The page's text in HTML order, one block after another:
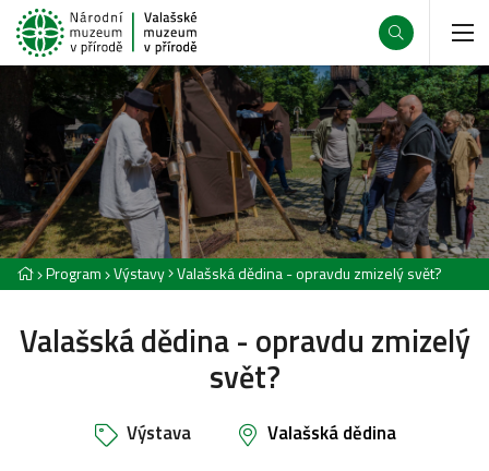
Program Výstavy Valašská dědina - opravdu zmizelý svět?
Valašská dědina - opravdu zmizelý
svět?
Výstava
Valašská dědina